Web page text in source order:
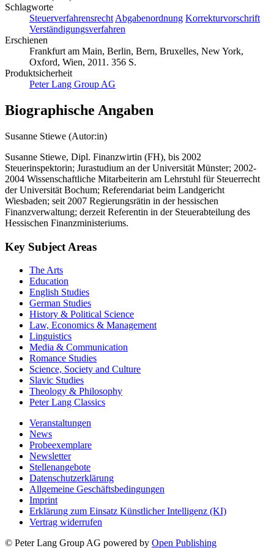
Schlagworte
Steuerverfahrensrecht Abgabenordnung Korrekturvorschrift
Verständigungsverfahren
Erschienen
Frankfurt am Main, Berlin, Bern, Bruxelles, New York,
Oxford, Wien, 2011. 356 S.
Produktsicherheit
Peter Lang Group AG
Biographische Angaben
Susanne Stiewe (Autor:in)
Susanne Stiewe, Dipl. Finanzwirtin (FH), bis 2002
Steuerinspektorin; Jurastudium an der Universität Münster; 2002-
2004 Wissenschaftliche Mitarbeiterin am Lehrstuhl für Steuerrecht
der Universität Bochum; Referendariat beim Landgericht
Wiesbaden; seit 2007 Regierungsrätin in der hessischen
Finanzverwaltung; derzeit Referentin in der Steuerabteilung des
Hessischen Finanzministeriums.
Key Subject Areas
The Arts
Education
English Studies
German Studies
History & Political Science
Law, Economics & Management
Linguistics
Media & Communication
Romance Studies
Science, Society and Culture
Slavic Studies
Theology & Philosophy
Peter Lang Classics
Veranstaltungen
News
Probeexemplare
Newsletter
Stellenangebote
Datenschutzerklärung
Allgemeine Geschäftsbedingungen
Imprint
Erklärung zum Einsatz Künstlicher Intelligenz (KI)
Vertrag widerrufen
© Peter Lang Group AG powered by Open Publishing